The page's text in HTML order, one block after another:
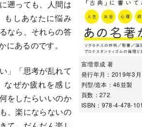
富増章成 著
発行年月：2019年3月
判型/造本：46並製
頁数：272
ISBN：978-4-478-
遡っても、人間は
もしあなたに悩み
なら、それらの答
にあるのです。
」「思考が乱れて
なぜか疲れを感じ
をしたらいいのか
、楽にならないの